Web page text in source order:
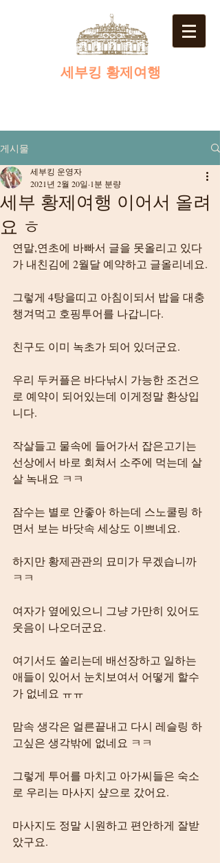
​세부킹 황제여행
게시물
세부 황제여행 이어서 올려
요 ㅎ
세부킹 운영자
2021년 2월 20일 1분 분량
연말,연초에 바빠서 글을 못올리고 있다
가 내친김에 2월달 예약하고 글올리네요.
그렇게 4탕을띠고 아침이되서 밥을 대충
챙겨먹고 호핑투어를 나갑니다.
친구도 이미 녹초가 되어 있더군요.
우리 두커플은 바다낚시 가능한 조건으
로 예약이 되어있는데 이게정말 환상입
니다.
작살들고 물속에 들어가서 잡은고기는
선상에서 바로 회쳐서 소주에 먹는데 살
살 녹내요 ㅋㅋ
잠수는 별로 안좋아 하는데 스노쿨링 하
면서 보는 바닷속 세상도 이쁘네요.
하지만 황제관관의 묘미가 무겠습니까
ㅋㅋ
여자가 옆에있으니 그냥 가만히 있어도
웃음이 나오더군요.
여기서도 쏠리는데 배선장하고 일하는
애들이 있어서 눈치보여서 어떻게 할수
가 없네요 ㅠㅠ
맘속 생각은 얼른끝내고 다시 레슬링 하
고싶은 생각밖에 없네요 ㅋㅋ
그렇게 투어를 마치고 아가씨들은 숙소
로 우리는 마사지 샾으로 갔어요.
마사지도 정말 시원하고 편안하게 잘받
았구요.